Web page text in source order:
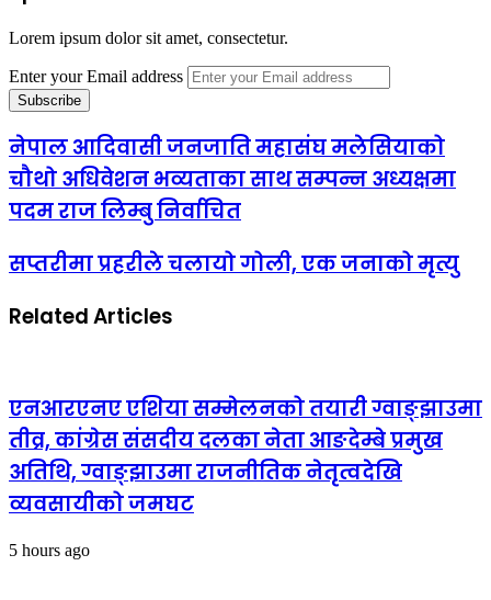
Lorem ipsum dolor sit amet, consectetur.
Enter your Email address
नेपाल आदिवासी जनजाति महासंघ मलेसियाको
चौथो अधिवेशन भव्यताका साथ सम्पन्न अध्यक्षमा
पदम राज लिम्बु निर्वाचित
सप्तरीमा प्रहरीले चलायो गोली, एक जनाको मृत्यु
Related Articles
एनआरएनए एशिया सम्मेलनको तयारी ग्वाङ्झाउमा
तीव्र, कांग्रेस संसदीय दलका नेता आङदेम्बे प्रमुख
अतिथि, ग्वाङ्झाउमा राजनीतिक नेतृत्वदेखि
व्यवसायीको जमघट
5 hours ago